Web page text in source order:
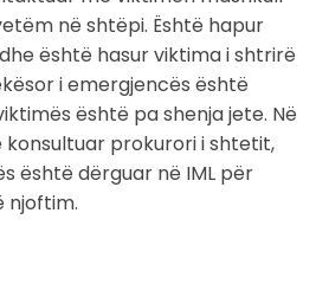
në shtëpi. Është hapur
është hasur viktima i shtrirë
i emergjencës është
është pa shenja jete. Në
konsultuar prokurori i shtetit,
është dërguar në IML për
njoftim.